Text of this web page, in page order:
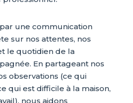
une communication
sur nos attentes, nos
le quotidien de la
En partageant nos
observations (ce qui
qui est difficile à la maison,
nous aidons